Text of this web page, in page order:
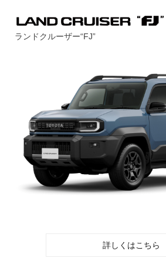
ランドクルーザー“FJ”
詳しくはこちら